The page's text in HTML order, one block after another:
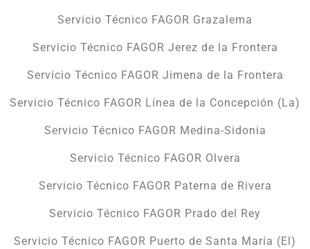
Servicio Técnico FAGOR Grazalema
Servicio Técnico FAGOR Jerez de la Frontera
Servicio Técnico FAGOR Jimena de la Frontera
Servicio Técnico FAGOR Línea de la Concepción (La)
Servicio Técnico FAGOR Medina-Sidonia
Servicio Técnico FAGOR Olvera
Servicio Técnico FAGOR Paterna de Rivera
Servicio Técnico FAGOR Prado del Rey
Servicio Técnico FAGOR Puerto de Santa María (El)